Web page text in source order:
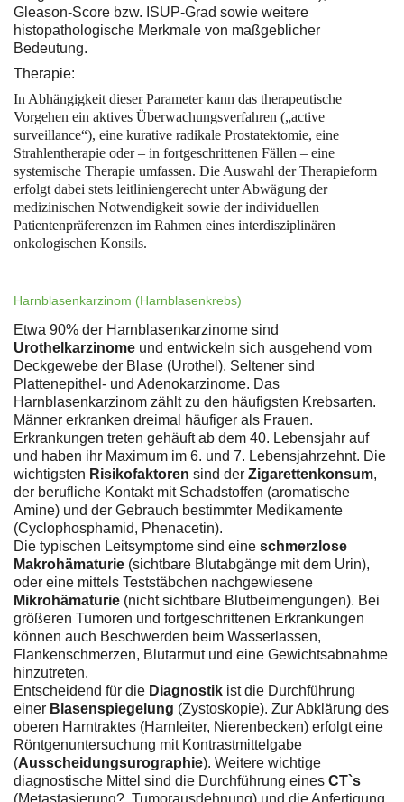
Gleason-Score bzw. ISUP-Grad sowie weitere
histopathologische Merkmale von maßgeblicher
Bedeutung.
Therapie:
In Abhängigkeit dieser Parameter kann das therapeutische
Vorgehen ein aktives Überwachungsverfahren („active
surveillance“), eine kurative radikale Prostatektomie, eine
Strahlentherapie oder – in fortgeschrittenen Fällen – eine
systemische Therapie umfassen. Die Auswahl der Therapieform
erfolgt dabei stets leitliniengerecht unter Abwägung der
medizinischen Notwendigkeit sowie der individuellen
Patientenpräferenzen im Rahmen eines interdisziplinären
onkologischen Konsils.
Harnblasenkarzinom (Harnblasenkrebs)
Etwa 90% der Harnblasenkarzinome sind
Urothelkarzinome und entwickeln sich ausgehend vom
Deckgewebe der Blase (Urothel). Seltener sind
Plattenepithel- und Adenokarzinome. Das
Harnblasenkarzinom zählt zu den häufigsten Krebsarten.
Männer erkranken dreimal häufiger als Frauen.
Erkrankungen treten gehäuft ab dem 40. Lebensjahr auf
und haben ihr Maximum im 6. und 7. Lebensjahrzehnt. Die
wichtigsten Risikofaktoren sind der Zigarettenkonsum,
der berufliche Kontakt mit Schadstoffen (aromatische
Amine) und der Gebrauch bestimmter Medikamente
(Cyclophosphamid, Phenacetin).
Die typischen Leitsymptome sind eine schmerzlose
Makrohämaturie (sichtbare Blutabgänge mit dem Urin),
oder eine mittels Teststäbchen nachgewiesene
Mikrohämaturie (nicht sichtbare Blutbeimengungen). Bei
größeren Tumoren und fortgeschrittenen Erkrankungen
können auch Beschwerden beim Wasserlassen,
Flankenschmerzen, Blutarmut und eine Gewichtsabnahme
hinzutreten.
Entscheidend für die Diagnostik ist die Durchführung
einer Blasenspiegelung (Zystoskopie). Zur Abklärung des
oberen Harntraktes (Harnleiter, Nierenbecken) erfolgt eine
Röntgenuntersuchung mit Kontrastmittelgabe
(Ausscheidungsurographie). Weitere wichtige
diagnostische Mittel sind die Durchführung eines CT`s
(Metastasierung?, Tumorausdehnung) und die Anfertigung